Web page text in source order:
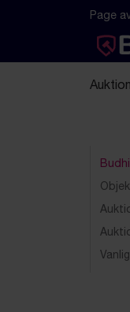
Hoppa till innehåll
Textbaserad Page